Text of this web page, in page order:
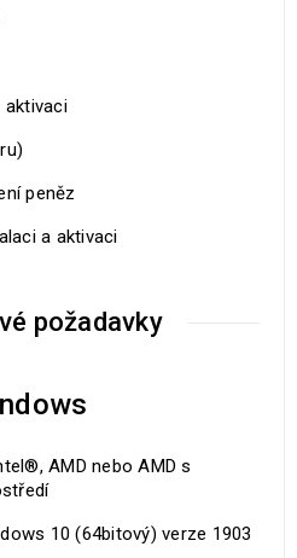
aktivaci
peněz
a aktivaci
požadavky
AMD nebo AMD s
10 (64bitový) verze 1903